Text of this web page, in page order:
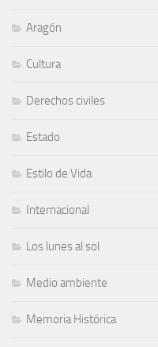
Aragón
Cultura
Derechos civiles
Estado
Estilo de Vida
Internacional
Los lunes al sol
Medio ambiente
Memoria Histórica